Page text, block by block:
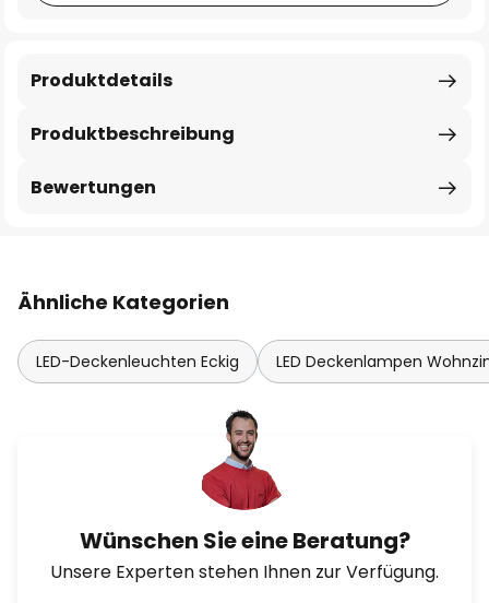
Produktbeschreibung
Produktdetails
Bewertungen
Ähnliche Kategorien
LED-Deckenleuchten Eckig LED Deckenlampen
Wünschen Sie eine Beratung?
Unsere Experten stehen Ihnen zur Verfügung.